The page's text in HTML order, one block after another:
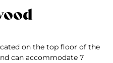
on the top floor of the
can accommodate 7